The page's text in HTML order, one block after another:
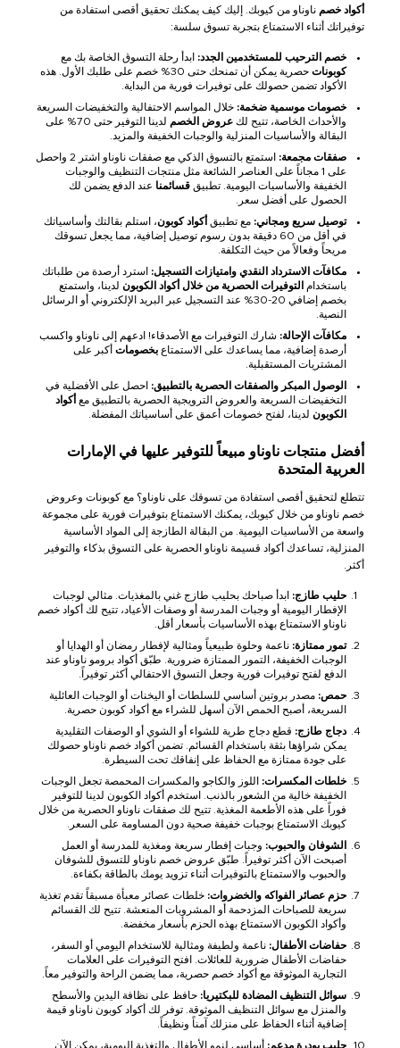
أكواد خصم ناوناو من كيوبك. إليك كيف يمكنك تحقيق أقصى استفادة من
توفيراتك أثناء الاستمتاع بتجربة تسوق سلسة:
خصم الترحيب للمستخدمين الجدد: ابدأ رحلة التسوق الخاصة بك مع
كوبونات
حصرية يمكن أن تمنحك حتى 30% خصم على طلبك الأول. هذه
الأكواد تضمن حصولك على توفيرات فورية من البداية.
خصومات موسمية ضخمة: خلال المواسم الاحتفالية والتخفيضات السريعة
والأحداث الخاصة، تتيح لك عروض الخصم
لدينا التوفير حتى 70% على
البقالة والأساسيات المنزلية والوجبات الخفيفة والمزيد.
صفقات مجمعة:
استمتع بالتسوق الذكي مع صفقات ناوناو اشتر 2 واحصل
على 1 مجاناً على العناصر الشائعة مثل منتجات التنظيف والوجبات
الخفيفة والأساسيات اليومية. تطبيق قسائمنا عند الدفع يضمن لك
الحصول على أفضل سعر.
توصيل سريع ومجاني: مع تطبيق أكواد كوبون، استلم بقالتك وأساسياتك
في أقل من 60 دقيقة بدون رسوم توصيل إضافية، مما يجعل تسوقك
مريحاً وفعالاً من حيث التكلفة.
مكافآت الاسترداد النقدي وامتيازات التسجيل: استرد أرصدة من طلباتك
باستخدام
التوفيرات الحصرية من خلال أكواد الكوبون لدينا، واستمتع
بخصم إضافي 20-30% عند التسجيل عبر البريد الإلكتروني أو الرسائل
النصية.
مكافآت الإحالة: شارك التوفيرات مع الأصدقاء! ادعهم إلى ناوناو واكسب
أرصدة إضافية، مما يساعدك على الاستمتاع بخصومات أكبر على
المشتريات المستقبلية.
الوصول المبكر والصفقات الحصرية بالتطبيق: احصل على الأفضلية في
التخفيضات السريعة والعروض الترويجية الحصرية بالتطبيق مع أكواد
الكوبون لدينا، لفتح خصومات أعمق على أساسياتك المفضلة.
أفضل منتجات ناوناو مبيعاً للتوفير عليها في الإمارات
العربية المتحدة
تتطلع لتحقيق أقصى استفادة من تسوقك على ناوناو؟ مع كوبونات وعروض
خصم ناوناو من خلال كيوبك، يمكنك الاستمتاع بتوفيرات فورية على مجموعة
واسعة من الأساسيات اليومية. من البقالة الطازجة إلى المواد الأساسية
المنزلية، تساعدك أكواد قسيمة ناوناو الحصرية على التسوق بذكاء والتوفير
أكثر.
حليب طازج: ابدأ صباحك بحليب طازج غني بالمغذيات. مثالي لوجبات
الإفطار اليومية أو وجبات المدرسة أو وصفات الأعياد، تتيح لك أكواد خصم
ناوناو الاستمتاع بهذه الأساسيات بأسعار أقل.
تمور ممتازة: ناعمة وحلوة طبيعياً ومثالية لإفطار رمضان أو الهدايا أو
الوجبات الخفيفة، التمور الممتازة ضرورية. طبّق أكواد برومو ناوناو عند
الدفع لفتح توفيرات فورية وجعل التسوق الاحتفالي أكثر توفيراً.
حمص: مصدر بروتين أساسي للسلطات أو اليخنات أو الوجبات العائلية
السريعة، أصبح الحمص الآن أسهل للشراء مع أكواد كوبون حصرية.
دجاج طازج: قطع دجاج طرية للشواء أو الشوي أو الوصفات التقليدية
يمكن شراؤها بثقة باستخدام القسائم. تضمن أكواد خصم ناوناو حصولك
على جودة ممتازة مع الحفاظ على إنفاقك تحت السيطرة.
خلطات المكسرات: اللوز والكاجو والمكسرات المحمصة تجعل الوجبات
الخفيفة خالية من الشعور بالذنب. استخدم أكواد الكوبون لدينا للتوفير
فوراً على هذه الأطعمة المغذية. تتيح لك صفقات ناوناو الحصرية من خلال
كيوبك الاستمتاع بوجبات خفيفة صحية دون المساومة على السعر.
الشوفان والحبوب: وجبات إفطار سريعة ومغذية للمدرسة أو العمل
أصبحت الآن أكثر توفيراً. طبّق عروض خصم ناوناو للتسوق للشوفان
والحبوب والاستمتاع بالتوفيرات أثناء تزويد يومك بالطاقة بكفاءة.
حزم عصائر الفواكه والخضروات: خلطات عصائر معبأة مسبقاً تقدم تغذية
سريعة للصباحات المزدحمة أو المشروبات المنعشة. تتيح لك القسائم
وأكواد الكوبون الاستمتاع بهذه الحزم بأسعار مخفضة.
حفاضات الأطفال: ناعمة ولطيفة ومثالية للاستخدام اليومي أو السفر،
حفاضات الأطفال ضرورية للعائلات. افتح التوفيرات على العلامات
التجارية الموثوقة مع أكواد خصم حصرية، مما يضمن الراحة والتوفير معاً.
سوائل التنظيف المضادة للبكتيريا: حافظ على نظافة اليدين والأسطح
والمنزل مع سوائل التنظيف الموثوقة. توفر لك أكواد كوبون ناوناو قيمة
إضافية أثناء الحفاظ على منزلك آمناً ونظيفاً.
حليب بودرة مدعم: أساسي لنمو الأطفال والتغذية اليومية، يمكن الآن